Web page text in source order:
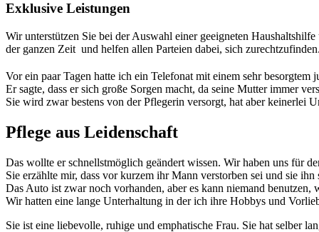
Exklusive Leistungen
Wir unterstützen Sie bei der Auswahl einer geeigneten
der ganzen Zeit und helfen allen Parteien dabei, sich
Vor ein paar Tagen hatte ich ein Telefonat mit einem sehr
Er sagte, dass er sich große Sorgen macht, da seine Mutter immer
Sie wird zwar bestens von der Pflegerin versorgt, hat aber keinerlei
Pflege aus Leidenschaft
Das wollte er schnellstmöglich geändert wissen. Wir haben uns für
Sie erzählte mir, dass vor kurzem ihr Mann verstorben sei und sie
Das Auto ist zwar noch vorhanden, aber es kann niemand
Wir hatten eine lange Unterhaltung in der ich ihre Hobbys und
Sie ist eine liebevolle, ruhige und emphatische Frau. Sie hat selber